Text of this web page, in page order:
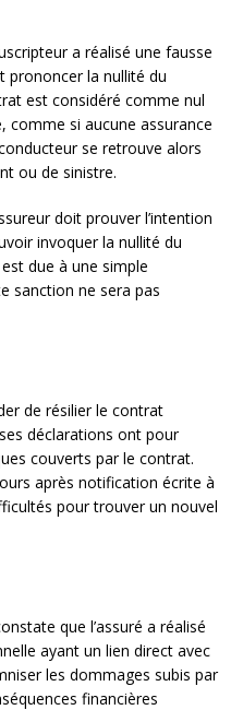
a réalisé une fausse
prononcer la nullité du
est considéré comme nul
comme si aucune assurance
se retrouve alors
ou de sinistre.
doit prouver l’intention
invoquer la nullité du
due à une simple
sanction ne sera pas
de résilier le contrat
déclarations ont pour
couverts par le contrat.
après notification écrite à
pour trouver un nouvel
que l’assuré a réalisé
ayant un lien direct avec
les dommages subis par
financières